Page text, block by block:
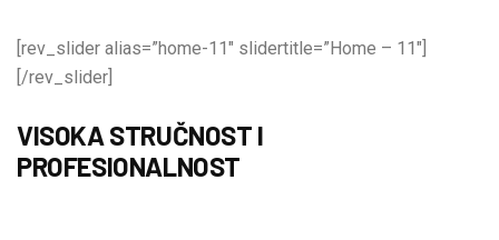
[rev_slider alias=”home-11″ slidertitle=”Home – 11″]
[/rev_slider]
VISOKA STRUČNOST I
PROFESIONALNOST